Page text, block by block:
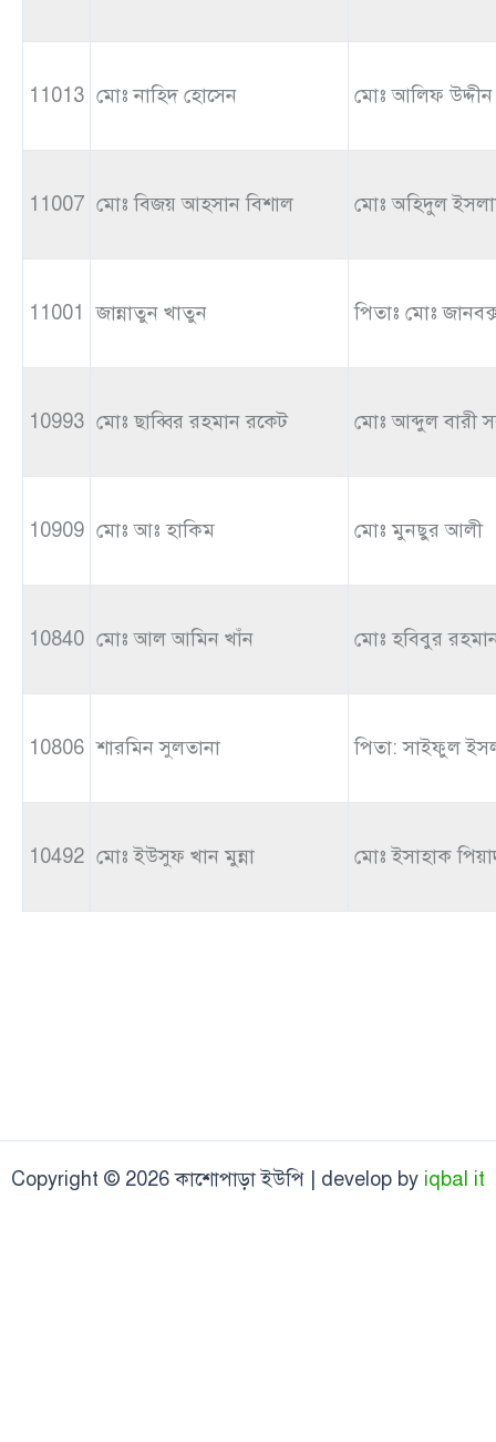
11013 মোঃ নাহিদ হোসেন মোঃ আলিফ
11007 মোঃ বিজয় আহসান বিশাল মোঃ অহিদুল
11001 জান্নাতুন খাতুন পিতাঃ মোঃ
10993 মোঃ ছাব্বির রহমান রকেট মোঃ আব্দুল বারী
10909 মোঃ আঃ হাকিম মোঃ মুনছুর আলী
10840 মোঃ আল আমিন খাঁন মোঃ হবিবুর
10806 শারমিন সুলতানা পিতা: সাইফুল
10492 মোঃ ইউসুফ খান মুন্না মোঃ ইসাহাক
Copyright © 2026 কাশোপাড়া ইউপি | develop by iqbal it